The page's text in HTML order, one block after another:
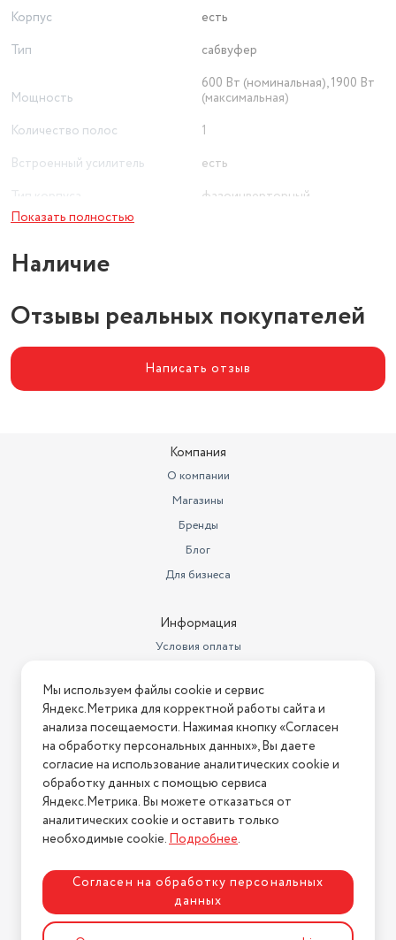
Корпус
есть
Тип
сабвуфер
Мощность
600 Вт (номинальная), 1900 Вт
(максимальная)
Количество полос
1
Встроенный усилитель
есть
фазоинверторный
Показать полностью
Наличие
Отзывы реальных покупателей
Написать отзыв
Компания
О компании
Магазины
Бренды
Блог
Для бизнеса
Информация
Условия оплаты
Условия возврата
Нашли ошибку на сайте? Напишите нам
2026 © Интернет-магазин "АстМаркет". У нас есть всё!
Политика конфиденциальности
Разработка сайтаASTDESIGN
Мы используем файлы cookie и сервис
Яндекс.Метрика для корректной работы сайта и
анализа посещаемости. Нажимая кнопку «Согласен
на обработку персональных данных», Вы даете
согласие на использование аналитических cookie и
обработку данных с помощью сервиса
Яндекс.Метрика. Вы можете отказаться от
аналитических cookie и оставить только
необходимые cookie.Подробнее.
Согласен на обработку персональных
данных